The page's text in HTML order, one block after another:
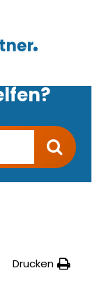
Drucken